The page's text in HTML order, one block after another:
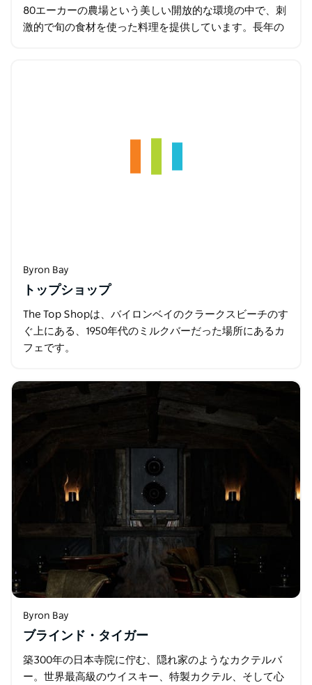
80エーカーの農場という美しい開放的な環境の中で、刺
激的で旬の食材を使った料理を提供しています。長年の
Byron Bay
トップショップ
The Top Shopは、バイロンベイのクラークスビーチのす
ぐ上にある、1950年代のミルクバーだった場所にあるカ
フェです。
Byron Bay
ブラインド・タイガー
築300年の日本寺院に佇む、隠れ家のようなカクテルバ
ー。世界最高級のウイスキー、特製カクテル、そして心